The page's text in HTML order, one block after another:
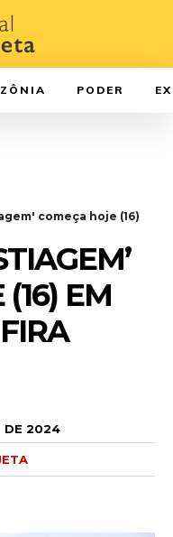
PODER
começa hoje (16)
EM
DE 2024